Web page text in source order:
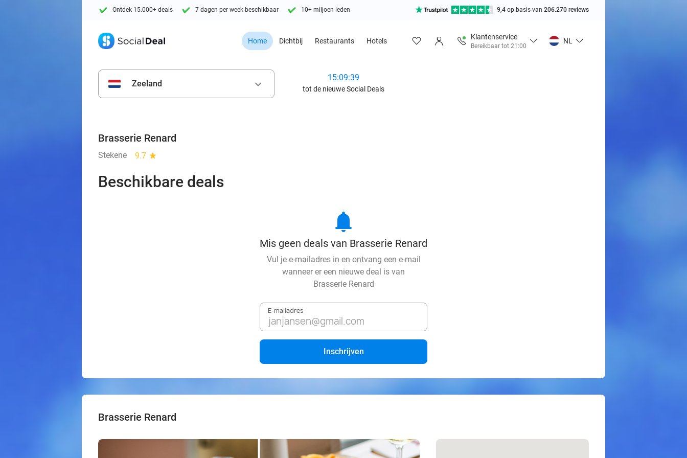
Ontdek 15.000+ deals 7 dagen per week beschikbaar 10+ miljoen leden 9,4 op basis van 206.270 reviews
Home Dichtbij Restaurants Hotels
Klantenservice
Bereikbaar tot 21:00
NL
Zeeland keyboard_arrow_down
15:09:38
tot de nieuwe Social Deals
Brasserie Renard
Stekene 9.7 star
Beschikbare deals
notifications
Mis geen deals van Brasserie Renard
Vul je e-mailadres in en ontvang een e-mail
wanneer er een nieuwe deal is van
Brasserie Renard
E-mailadres
Inschrijven
Brasserie Renard